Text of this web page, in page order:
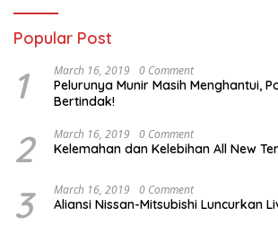
Popular Post
1 March 16, 2019 0 Comment
Pelurunya Munir Masih Menghantui,
Bertindak!
2 March 16, 2019 0 Comment
Kelemahan dan Kelebihan All New
3 March 16, 2019 0 Comment
Aliansi Nissan-Mitsubishi Luncurkan